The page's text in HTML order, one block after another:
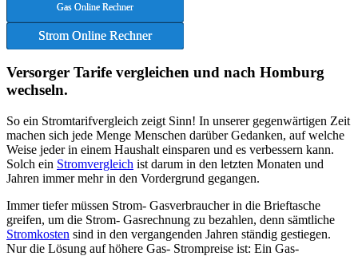
Gas Online Rechner
Strom Online Rechner
Versorger Tarife vergleichen und nach Homburg
wechseln.
So ein Stromtarifvergleich zeigt Sinn! In unserer gegenwärtigen Zeit
machen sich jede Menge Menschen darüber Gedanken, auf welche
Weise jeder in einem Haushalt einsparen und es verbessern kann.
Solch ein Stromvergleich ist darum in den letzten Monaten und
Jahren immer mehr in den Vordergrund gegangen.
Immer tiefer müssen Strom- Gasverbraucher in die Brieftasche
greifen, um die Strom- Gasrechnung zu bezahlen, denn sämtliche
Stromkosten sind in den vergangenden Jahren ständig gestiegen.
Nur die Lösung auf höhere Gas- Strompreise ist: Ein Gas-